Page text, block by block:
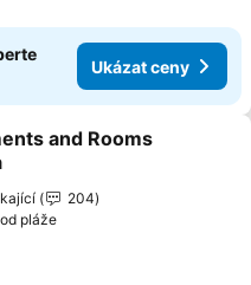
Ukázat ceny
na seznam oblíbených
and Rooms
204
pláže